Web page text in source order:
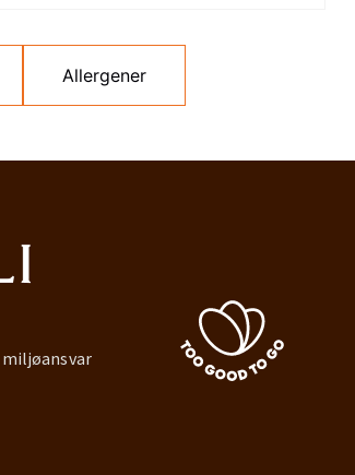
Allergener